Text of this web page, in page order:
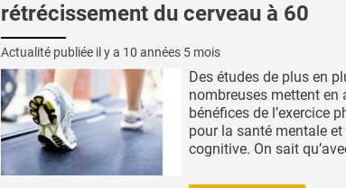
rétrécissement du cerveau à 60
Actualité publiée il y a 10 années 5 mois
Des études de plus en
nombreuses mettent en
bénéfices de l’exercice
pour la santé mentale et
cognitive. On sait